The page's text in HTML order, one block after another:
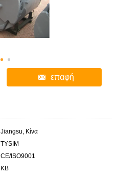
επαφή
Jiangsu, Κίνα
TYSIM
CE/ISO9001
KB